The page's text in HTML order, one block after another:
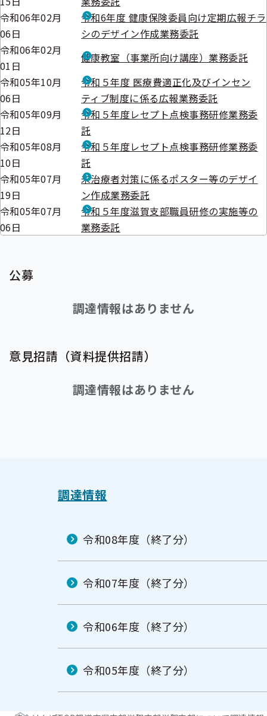
令和06年02月
06日
令和6年度 健康保険委員向け定期広報チラ
シのデザイン作成業務委託
令和06年02月
01日
健康教室（事業所向け講座）業務委託
令和05年10月
06日
令和５年度 医療費適正化及びインセン
ティブ制度に係る広報業務委託
令和05年09月
12日
令和５年度レセプト点検事務研修業務委
託
令和05年08月
10日
令和５年度レセプト点検事務研修業務委
託
令和05年07月
19日
未治療者対策に係るポスター等のデザイ
ン作成業務委託
令和05年07月
06日
令和５年度滋賀支部職員研修の実施等の
業務委託
公募
調達情報はありません
意見招請（資料提供招請）
調達情報はありません
調達情報
令和08年度（終了分）
令和07年度（終了分）
令和06年度（終了分）
令和05年度（終了分）